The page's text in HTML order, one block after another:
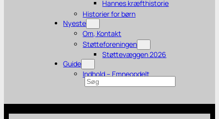
Hannes kræfthistorie
Historier for børn
Nyeste
Om, Kontakt
Støtteforeningen
Støttevæggen 2026
Guide
Indhold – Emneopdelt
Søg